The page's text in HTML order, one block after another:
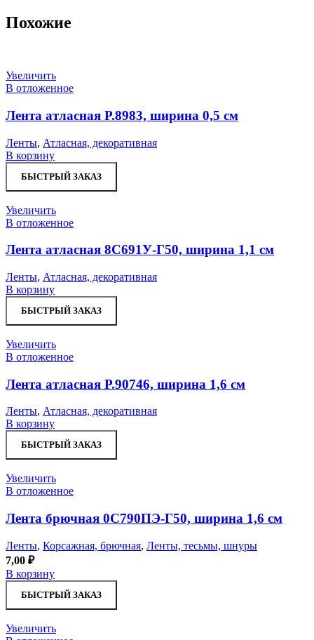
Похожие
Увеличить
В отложенное
Лента атласная Р.8983, ширина 0,5 см
Ленты, Атласная, декоративная
В корзину
БЫСТРЫЙ ЗАКАЗ
Увеличить
В отложенное
Лента атласная 8С691У-Г50, ширина 1,1 см
Ленты, Атласная, декоративная
В корзину
БЫСТРЫЙ ЗАКАЗ
Увеличить
В отложенное
Лента атласная Р.90746, ширина 1,6 см
Ленты, Атласная, декоративная
В корзину
БЫСТРЫЙ ЗАКАЗ
Увеличить
В отложенное
Лента брючная 0С790ПЭ-Г50, ширина 1,6 см
Ленты, Корсажная, брючная, Ленты, тесьмы, шнуры
7,00 ₽
В корзину
БЫСТРЫЙ ЗАКАЗ
Увеличить